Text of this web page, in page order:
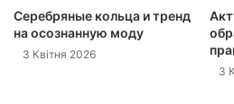
Серебряные кольца и тренд
на осознанную моду
3 Квітня 2026
3